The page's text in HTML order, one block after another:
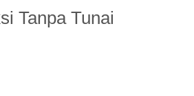
Tanpa Tunai